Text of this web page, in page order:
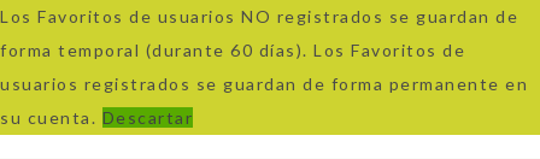
Los Favoritos de usuarios NO registrados se guardan de
forma temporal (durante 60 días). Los Favoritos de
usuarios registrados se guardan de forma permanente en
su cuenta. Descartar